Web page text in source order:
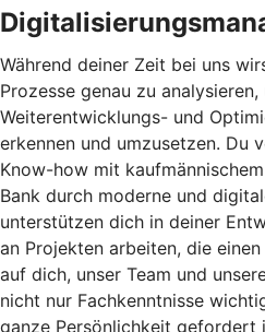
Während deiner Zeit bei uns
Prozesse genau zu
Weiterentwicklungs- und
erkennen und umzusetzen. Du
Know-how mit
Bank durch moderne und
unterstützen dich in deiner
an Projekten arbeiten, die
auf dich, unser Team und
nicht nur Fachkenntnisse
ganze Persönlichkeit gefordert